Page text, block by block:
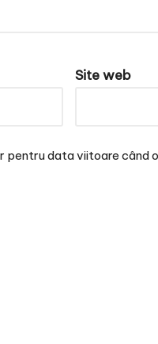
Site web
data viitoare când